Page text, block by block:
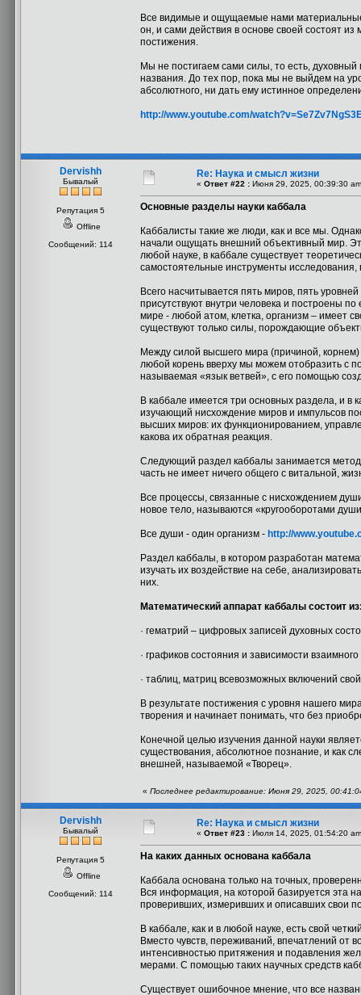
Все видимые и ощущаемые нами материальные
он, и сами действия в основе своей состоят
постижения.
Мы не постигаем сами силы, то есть,
названия. До тех пор, пока мы не выйдем на
абсолютного, ни дать ему истинное
http://www.youtube.com/
Dervishh
Бывалый
Репутация 5
Offline
Сообщений: 114
Re: Наука и смысл жизни
« Ответ #22 : Июня 29, 2025, 00:39:30
Основные разделы науки каббала
Каббалисты такие же люди, как и все мы.
начали ощущать внешний объективный мир.
любой науке, в каббале существует
самостоятельные инструменты
Всего насчитывается пять миров, пять
присутствуют внутри человека и построены
мире - любой атом, клетка, организм – имеет
существуют только силы, порождающие
Между силой высшего мира (причиной,
любой корень вверху мы можем отобразить с
называемая «язык ветвей», с его помощью
В каббале имеется три основных раздела, и в
изучающий нисхождение миров и импульсов
высших миров: их функционированием,
какова их обратная реакция.
Следующий раздел каббалы занимается
часть не имеет ничего общего с витальной,
Все процессы, связанные с нисхождением
новое тело, называются «кругооборотами
Все души - один организм - http://
Раздел каббалы, в котором разработан
изучать их воздействие на себе,
них.
Математический аппарат каббалы состоит
· гематрий – цифровых записей духовных
· графиков состояния и зависимости
· таблиц, матриц всевозможных включений
В результате постижения с уровня нашего
творения и начинает понимать, что без
Конечной целью изучения данной науки
существования, абсолютное познание, и как
внешней, называемой «Творец».
« Последнее редактирование: Июня 29, 2025,
Dervishh
Бывалый
Репутация 5
Offline
Сообщений: 114
Re: Наука и смысл жизни
« Ответ #23 : Июля 14, 2025, 01:54:20
На каких данных основана каббала
Каббала основана только на точных,
Вся информация, на которой базируется эта
проверивших, измеривших и описавших свои
В каббале, как и в любой науке, есть свой
Вместо чувств, переживаний, впечатлений
интенсивностью притяжения и подавления
мерами. С помощью таких научных средств
Существует ошибочное мнение, что все